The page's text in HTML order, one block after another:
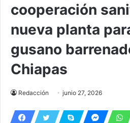
cooperación
nueva planta
gusano
Chiapas
Redacción junio 27, 2026